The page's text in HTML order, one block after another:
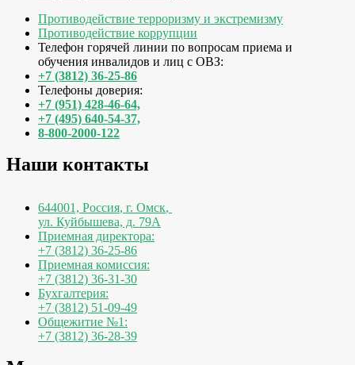
Противодействие терроризму и экстремизму
Противодействие коррупции
Телефон горячей линии по вопросам приема и
обучения инвалидов и лиц с ОВЗ:
+7 (3812) 36-25-86
Телефоны доверия:
+7 (951) 428-46-64,
+7 (495) 640-54-37,
8-800-2000-122
Наши контакты
644001, Россия, г. Омск,
ул. Куйбышева, д. 79А
Приемная директора:
+7 (3812) 36-25-86
Приемная комиссия:
+7 (3812) 36-31-30
Бухгалтерия:
+7 (3812) 51-09-49
Общежитие №1:
+7 (3812) 36-28-39